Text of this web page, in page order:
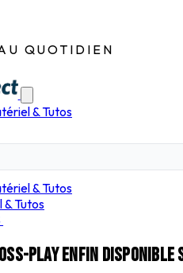
QUOTIDIEN
& Tutos
& Tutos
Tutos
play enfin